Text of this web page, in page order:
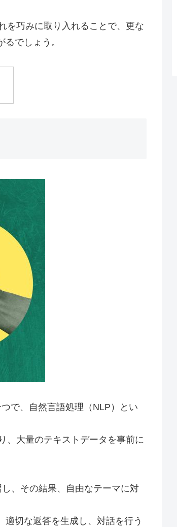
を巧みに取り入れることで、更な
でしょう。
で、自然言語処理（NLP）とい
、大量のテキストデータを事前に
、その結果、自由なテーマに対
切な返答を生成し、対話を行う